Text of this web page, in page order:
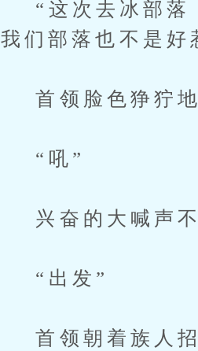
“这次去冰部落
我们部落也不是好
首领脸色狰狞地
“吼”
兴奋的大喊声不
“出发”
首领朝着族人招